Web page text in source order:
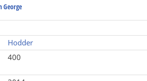
George
Hodder
400